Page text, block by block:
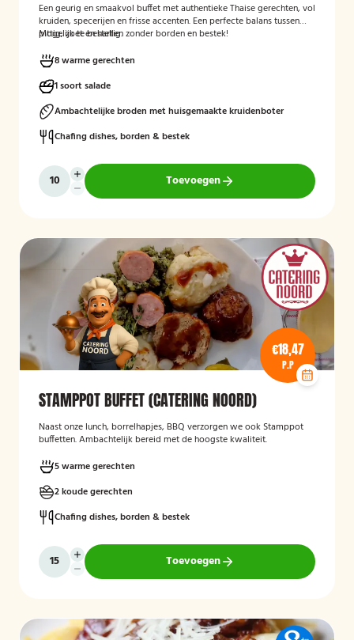
Een geurig en smaakvol buffet met authentieke Thaise gerechten, vol
kruiden, specerijen en frisse accenten. Een perfecte balans tussen
pittig, zoet en hartig.
Mogelijk te bestellen zonder borden en bestek!
8 warme gerechten
1 soort salade
Ambachtelijke broden met huisgemaakte kruidenboter
Chafing dishes, borden & bestek
Toevoegen
€18,47
P.P
STAMPPOT BUFFET (CATERING NOORD)
Naast onze lunch, borrelhapjes, BBQ verzorgen we ook Stamppot
buffetten. Ambachtelijk bereid met de hoogste kwaliteit.
5 warme gerechten
2 koude gerechten
Chafing dishes, borden & bestek
Toevoegen